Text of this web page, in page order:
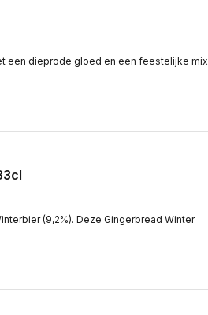
een dieprode gloed en een feestelijke mix
(9,2%). Deze Gingerbread Winter